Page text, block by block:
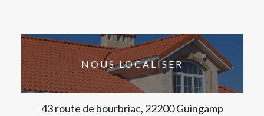
NOUS LOCALISER
43 route de bourbriac, 22200 Guingamp